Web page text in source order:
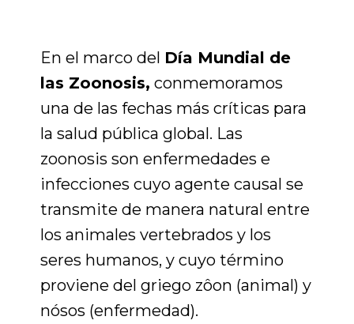
En el marco del Día Mundial de
las Zoonosis, conmemoramos
una de las fechas más críticas para
la salud pública global. Las
zoonosis son enfermedades e
infecciones cuyo agente causal se
transmite de manera natural entre
los animales vertebrados y los
seres humanos, y cuyo término
proviene del griego zôon (animal) y
nósos (enfermedad).